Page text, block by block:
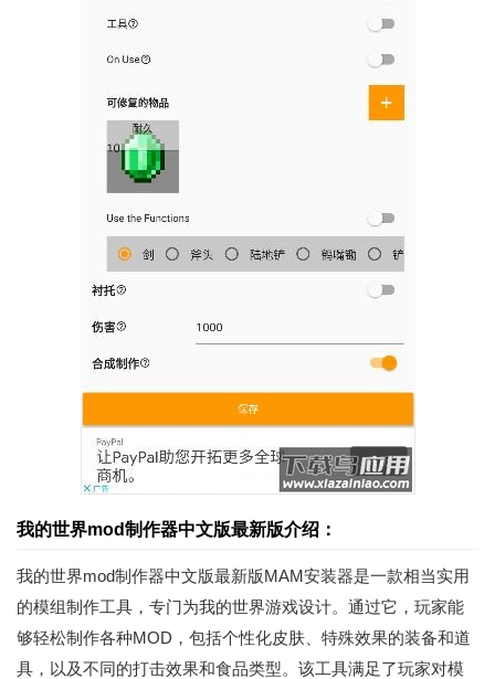
我的世界mod制作器中文版最新版介绍：
我的世界mod制作器中文版最新版MAM安装器是一款相当实用
的模组制作工具，专门为我的世界游戏设计。通过它，玩家能
够轻松制作各种MOD，包括个性化皮肤、特殊效果的装备和道
具，以及不同的打击效果和食品类型。该工具满足了玩家对模